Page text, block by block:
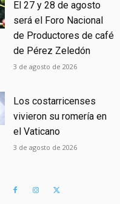
El 27 y 28 de agosto
será el Foro Nacional
de Productores de café
de Pérez Zeledón
3 de agosto de 2026
Los costarricenses
vivieron su romería en
el Vaticano
3 de agosto de 2026